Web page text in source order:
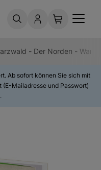
- Der Norden -
Ab sofort können Sie sich mit
Mailadresse und Passwort)